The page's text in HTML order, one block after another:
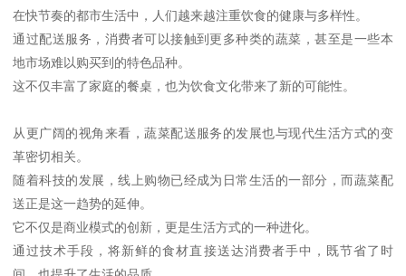
在快节奏的都市生活中，人们越来越注重饮食的健康与多样性。
通过配送服务，消费者可以接触到更多种类的蔬菜，甚至是一些本
地市场难以购买到的特色品种。
这不仅丰富了家庭的餐桌，也为饮食文化带来了新的可能性。
从更广阔的视角来看，蔬菜配送服务的发展也与现代生活方式的变
革密切相关。
随着科技的发展，线上购物已经成为日常生活的一部分，而蔬菜配
送正是这一趋势的延伸。
它不仅是商业模式的创新，更是生活方式的一种进化。
通过技术手段，将新鲜的食材直接送达消费者手中，既节省了时